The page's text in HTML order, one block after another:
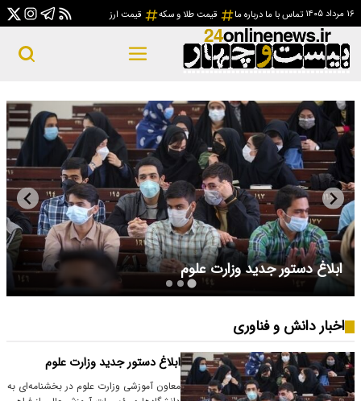
۱۶ مرداد ۱۴۰۵ تماس با ما درباره ما قیمت طلا و سکه قیمت ارز
ابلاغ دستور جدید وزارت علوم
اخبار دانش و فناوری
ابلاغ دستور جدید وزارت علوم
معاون آموزشی وزارت علوم در بخشنامه‌ای به